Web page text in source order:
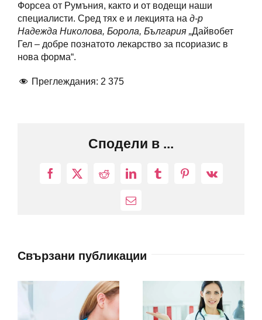
Форсеа от Румъния, както и от водещи наши
специалисти. Сред тях е и лекцията на д-р
Надежда Николова, Борола, България „Дайвобет
Гел – добре познатото лекарство за псориазис в
нова форма“.
Преглеждания: 2 375
Сподели в ...
Facebook
X RedditLinkedInTumblrPinterest
Vk
Електронна
Свързани публикации